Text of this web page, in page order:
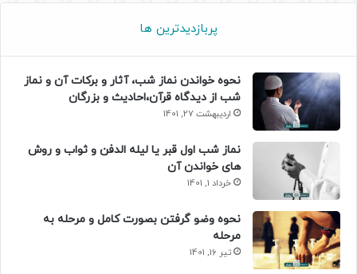
پربازدیدترین ها
نحوه خواندن نماز شب، آثار و برکات آن و نماز
شب از دیدگاه قرآن،احادیث و بزرگان
اردیبهشت 27, 1401
نماز شب اول قبر یا لیله الدفن و ثواب و روش
های خواندن آن
خرداد 1, 1401
نحوه وضو گرفتن بصورت کامل و مرحله به
مرحله
تیر 16, 1401